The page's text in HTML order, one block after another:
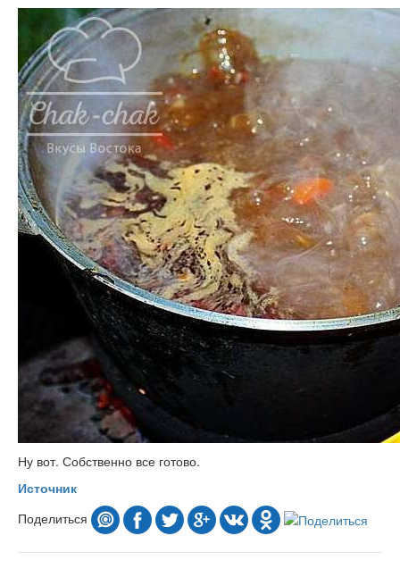
Ну вот. Собственно все готово.
Источник
Поделиться